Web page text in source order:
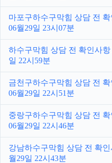
마포구하수구막힘 상담 전 확
06월29일 23시07분
하수구막힘 상담 전 확인사항
일 22시59분
금천구하수구막힘 상담 전 확
06월29일 22시51분
중랑구하수구막힘 상담 전 확
06월29일 22시46분
강남하수구막힘 상담 전 확인
월29일 22시43분